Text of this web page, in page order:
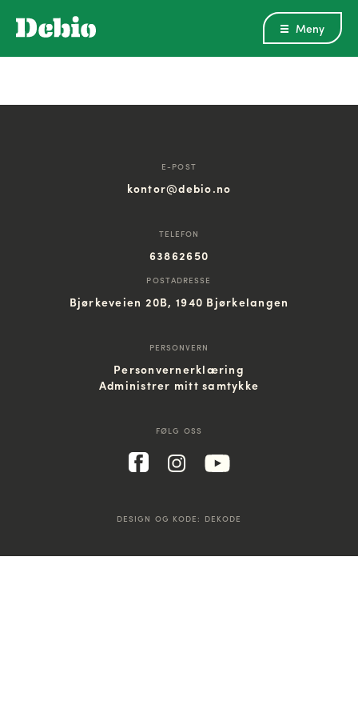
E-POST
kontor@debio.no
TELEFON
63862650
POSTADRESSE
Bjørkeveien 20B, 1940 Bjørkelangen
PERSONVERN
Personvernerklæring
Administrer mitt samtykke
FØLG OSS
DESIGN OG KODE: DEKODE
Meny